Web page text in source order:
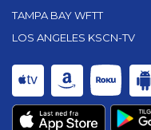
TAMPA BAY WFTT
LOS ANGELES KSCN-TV